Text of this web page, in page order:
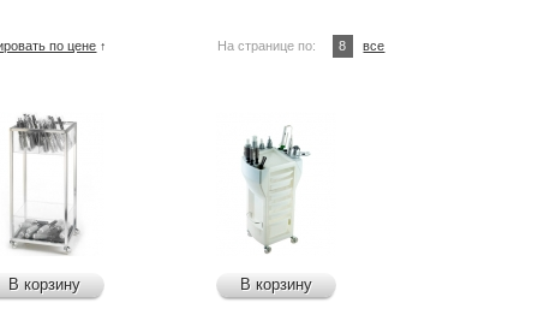
На странице по: 8 все
по цене ↑
В корзину В корзину